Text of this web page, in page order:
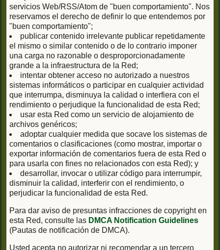
servicios Web/RSS/Atom de "buen comportamiento". Nos
reservamos el derecho de definir lo que entendemos por
"buen comportamiento";
publicar contenido irrelevante publicar repetidamente
el mismo o similar contenido o de lo contrario imponer
una carga no razonable o desproporcionadamente
grande a la infraestructura de la Red;
intentar obtener acceso no autorizado a nuestros
sistemas informáticos o participar en cualquier actividad
que interrumpa, disminuya la calidad o interfiera con el
rendimiento o perjudique la funcionalidad de esta Red;
usar esta Red como un servicio de alojamiento de
archivos genéricos;
adoptar cualquier medida que socave los sistemas de
comentarios o clasificaciones (como mostrar, importar o
exportar información de comentarios fuera de esta Red o
para usarla con fines no relacionados con esta Red); y
desarrollar, invocar o utilizar código para interrumpir,
disminuir la calidad, interferir con el rendimiento, o
perjudicar la funcionalidad de esta Red.
Para dar aviso de presuntas infracciones de copyright en
esta Red, consulte las DMCA Notification Guidelines
(Pautas de notificación de DMCA).
Usted acepta no autorizar ni recomendar a un tercero